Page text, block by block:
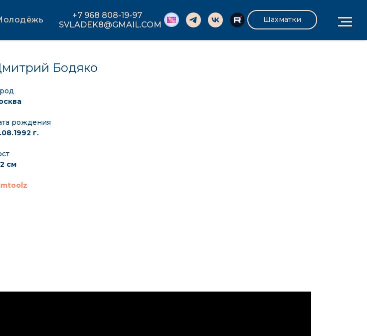
+7 968 808-19-97
SVLADEK8@GMAIL.COM
Шахматки
Бодяко
рождения
г.
см